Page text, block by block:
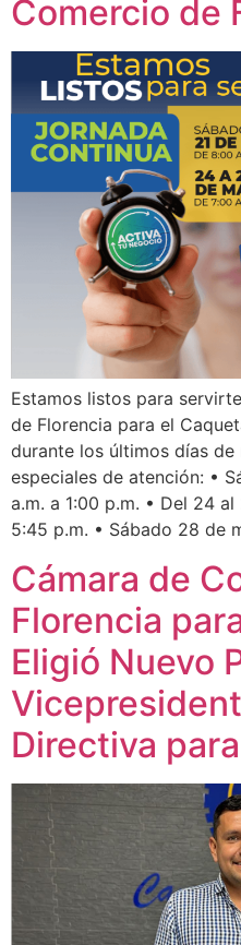
Comercio de
Estamos listos para
de Florencia para el
durante los últimos días
especiales de atención: •
a.m. a 1:00 p.m. • Del 24
5:45 p.m. • Sábado 28 de
Cámara de
Florencia
Eligió Nuevo
Directiva